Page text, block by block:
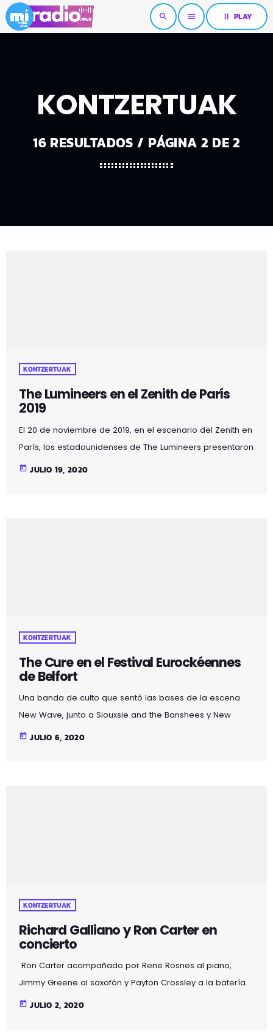
search menu pause PLAY
KONTZERTUAK
16 RESULTADOS / PÁGINA 2 DE 2
KONTZERTUAK
The Lumineers en el Zenith de París
2019
El 20 de noviembre de 2019, en el escenario del Zenith en
París, los estadounidenses de The Lumineers presentaron
"Ill", una obra atormentada sobre la adicción.
today JULIO 19, 2020
KONTZERTUAK
The Cure en el Festival Eurockéennes
de Belfort
Una banda de culto que sentó las bases de la escena
New Wave, junto a Siouxsie and the Banshees y New
Order.
today JULIO 6, 2020
KONTZERTUAK
Richard Galliano y Ron Carter en
concierto
Ron Carter acompañado por Rene Rosnes al piano,
Jimmy Greene al saxofón y Payton Crossley a la batería.
Juntos forman el cuarteto New Foursight Quartet. Es la
today JULIO 2, 2020